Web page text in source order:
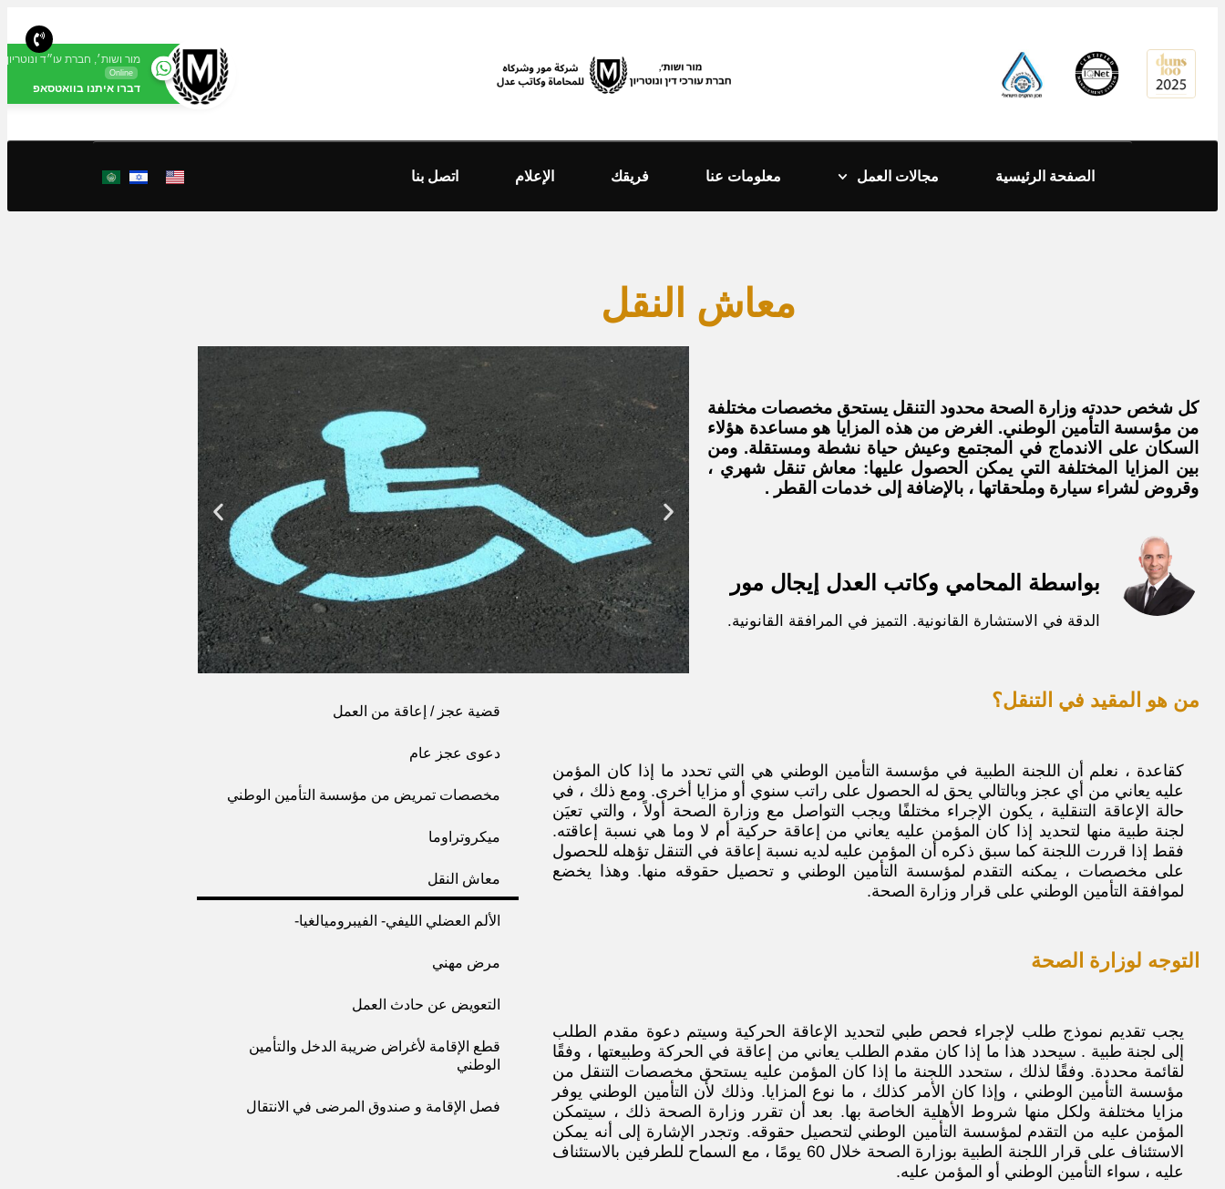
מור ושות׳, חברת עו״ד ונוטריון
Online
דברו איתנו בוואטסאפ
الصفحة الرئيسية مجالات العمل معلومات عنا فريقك الإعلام اتصل بنا
معاش النقل
كل شخص حددته وزارة الصحة محدود التنقل يستحق مخصصات مختلفة
من مؤسسة التأمين الوطني. الغرض من هذه المزايا هو مساعدة هؤلاء
السكان على الاندماج في المجتمع وعيش حياة نشطة ومستقلة. ومن
بين المزايا المختلفة التي يمكن الحصول عليها: معاش تنقل شهري ،
وقروض لشراء سيارة وملحقاتها ، بالإضافة إلى خدمات القطر .
بواسطة المحامي وكاتب العدل إيجال مور
الدقة في الاستشارة القانونية. التميز في المرافقة القانونية.
من هو المقيد في التنقل؟
كقاعدة ، نعلم أن اللجنة الطبية في مؤسسة التأمين الوطني هي التي تحدد ما إذا كان المؤمن
عليه يعاني من أي عجز وبالتالي يحق له الحصول على راتب سنوي أو مزايا أخرى. ومع ذلك ، في
حالة الإعاقة التنقلية ، يكون الإجراء مختلفًا ويجب التواصل مع وزارة الصحة أولاً ، والتي تعيَن
لجنة طبية منها لتحديد إذا كان المؤمن عليه يعاني من إعاقة حركية أم لا وما هي نسبة إعاقته.
فقط إذا قررت اللجنة كما سبق ذكره أن المؤمن عليه لديه نسبة إعاقة في التنقل تؤهله للحصول
على مخصصات ، يمكنه التقدم لمؤسسة التأمين الوطني و تحصيل حقوقه منها. وهذا يخضع
لموافقة التأمين الوطني على قرار وزارة الصحة.
التوجه لوزارة الصحة
يجب تقديم نموذج طلب لإجراء فحص طبي لتحديد الإعاقة الحركية وسيتم دعوة مقدم الطلب
إلى لجنة طبية . سيحدد هذا ما إذا كان مقدم الطلب يعاني من إعاقة في الحركة وطبيعتها ، وفقًا
لقائمة محددة. وفقًا لذلك ، ستحدد اللجنة ما إذا كان المؤمن عليه يستحق مخصصات التنقل من
مؤسسة التأمين الوطني ، وإذا كان الأمر كذلك ، ما نوع المزايا. وذلك لأن التأمين الوطني يوفر
مزايا مختلفة ولكل منها شروط الأهلية الخاصة بها. بعد أن تقرر وزارة الصحة ذلك ، سيتمكن
المؤمن عليه من التقدم لمؤسسة التأمين الوطني لتحصيل حقوقه. وتجدر الإشارة إلى أنه يمكن
الاستئناف على قرار اللجنة الطبية بوزارة الصحة خلال 60 يومًا ، مع السماح للطرفين بالاستئناف
عليه ، سواء التأمين الوطني أو المؤمن عليه.
قضية عجز / إعاقة من العمل
دعوى عجز عام
مخصصات تمريض من مؤسسة التأمين الوطني
ميكروتراوما
معاش النقل
الألم العضلي الليفي- الفيبروميالغيا-
مرض مهني
التعويض عن حادث العمل
قطع الإقامة لأغراض ضريبة الدخل والتأمين
الوطني
فصل الإقامة و صندوق المرضى في الانتقال